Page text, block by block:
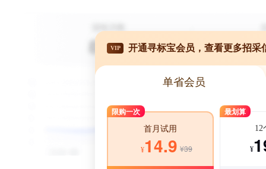
VIP 开通寻标宝会员，查看更多招采
单省会员
限购一次
首月试用
¥14.9 ¥39
最划算
12
¥